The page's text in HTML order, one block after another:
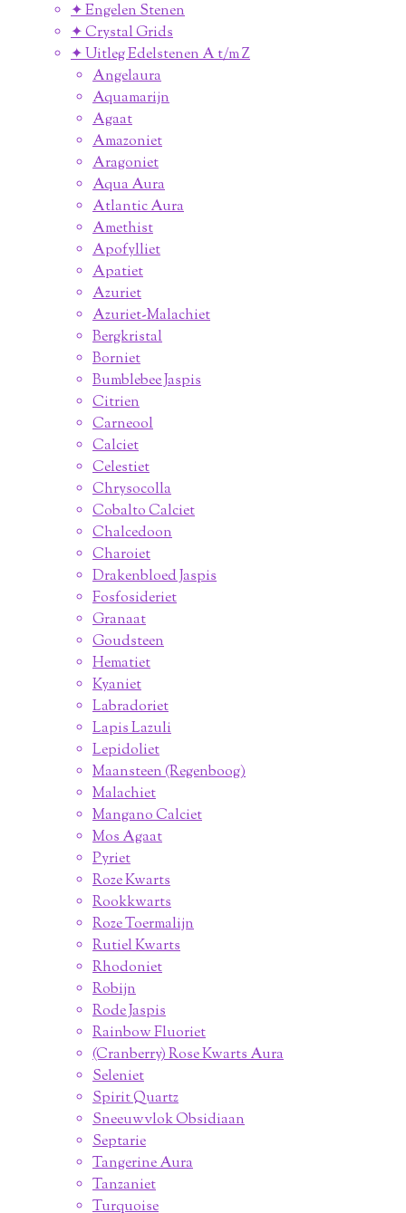
✦ Engelen Stenen
✦ Crystal Grids
✦ Uitleg Edelstenen A t/m Z
Angelaura
Aquamarijn
Agaat
Amazoniet
Aragoniet
Aqua Aura
Atlantic Aura
Amethist
Apofylliet
Apatiet
Azuriet
Azuriet-Malachiet
Bergkristal
Borniet
Bumblebee Jaspis
Citrien
Carneool
Calciet
Celestiet
Chrysocolla
Cobalto Calciet
Chalcedoon
Charoiet
Drakenbloed Jaspis
Fosfosideriet
Granaat
Goudsteen
Hematiet
Kyaniet
Labradoriet
Lapis Lazuli
Lepidoliet
Maansteen (Regenboog)
Malachiet
Mangano Calciet
Mos Agaat
Pyriet
Roze Kwarts
Rookkwarts
Roze Toermalijn
Rutiel Kwarts
Rhodoniet
Robijn
Rode Jaspis
Rainbow Fluoriet
(Cranberry) Rose Kwarts Aura
Seleniet
Spirit Quartz
Sneeuwvlok Obsidiaan
Septarie
Tangerine Aura
Tanzaniet
Turquoise